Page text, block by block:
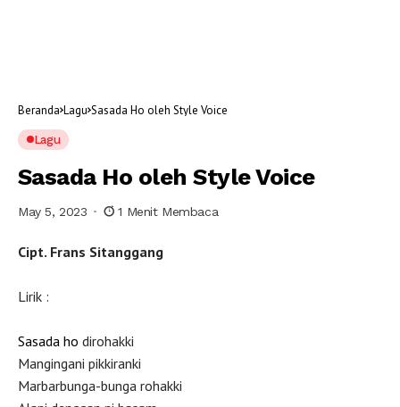
Beranda Lagu Sasada Ho oleh Style Voice
Lagu
Sasada Ho oleh Style Voice
May 5, 2023 1 Menit Membaca
Cipt. Frans Sitanggang
Lirik :
Sasada ho dirohakki
Mangingani pikkiranki
Marbarbunga-bunga rohakki